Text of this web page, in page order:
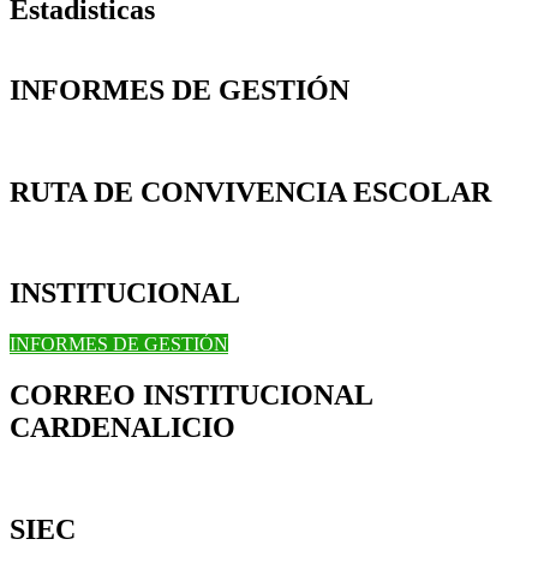
Estadisticas
INFORMES DE GESTIÓN
RUTA DE CONVIVENCIA ESCOLAR
INSTITUCIONAL
INFORMES DE GESTIÓN
CORREO INSTITUCIONAL
CARDENALICIO
SIEC